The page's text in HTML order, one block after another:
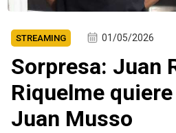
STREAMING 01/05/2026
Sorpresa: Juan
Riquelme
Juan Musso